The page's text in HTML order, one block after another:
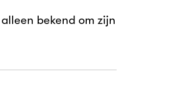
bekend om zijn